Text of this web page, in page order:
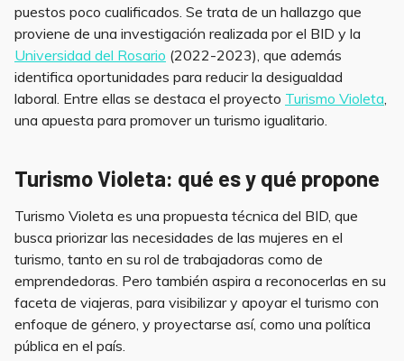
puestos poco cualificados. Se trata de un hallazgo que
proviene de una investigación realizada por el BID y la
Universidad del Rosario (2022-2023), que además
identifica oportunidades para reducir la desigualdad
laboral. Entre ellas se destaca el proyecto Turismo Violeta
una apuesta para promover un turismo igualitario.
Turismo Violeta: qué es y qué propone
Turismo Violeta es una propuesta técnica del BID, que
busca priorizar las necesidades de las mujeres en el
turismo, tanto en su rol de trabajadoras como de
emprendedoras. Pero también aspira a reconocerlas en su
faceta de viajeras, para visibilizar y apoyar el turismo con
enfoque de género, y proyectarse así, como una política
pública en el país.